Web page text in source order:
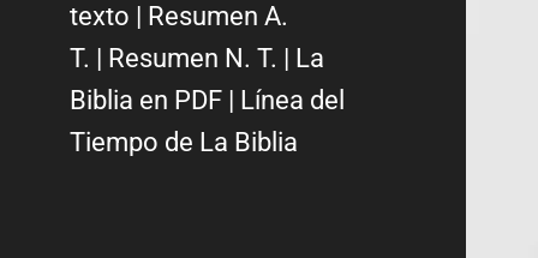
texto
Resumen A.
T.
Resumen N. T.
La
Biblia en PDF
Línea del
Tiempo de La Biblia